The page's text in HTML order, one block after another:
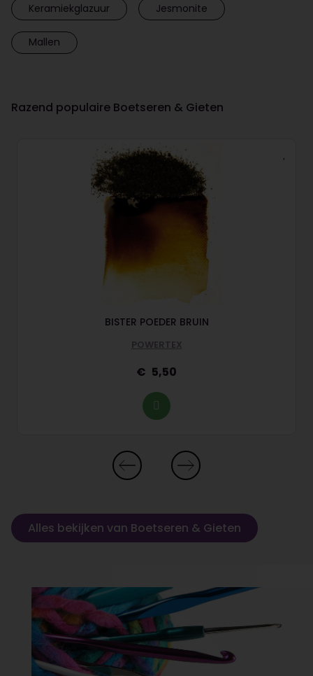
Keramiekglazuur Jesmonite
Mallen
Razend populaire Boetseren & Gieten
BISTER POEDER BRUIN
POWERTEX
5,50
Alles bekijken van Boetseren & Gieten